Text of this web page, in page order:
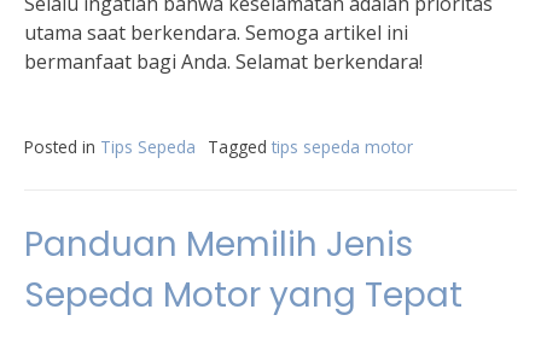
utama saat berkendara. Semoga artikel ini
bermanfaat bagi Anda. Selamat berkendara!
Posted in Tips Sepeda Tagged tips sepeda motor
Panduan Memilih Jenis
Sepeda Motor yang Tepat